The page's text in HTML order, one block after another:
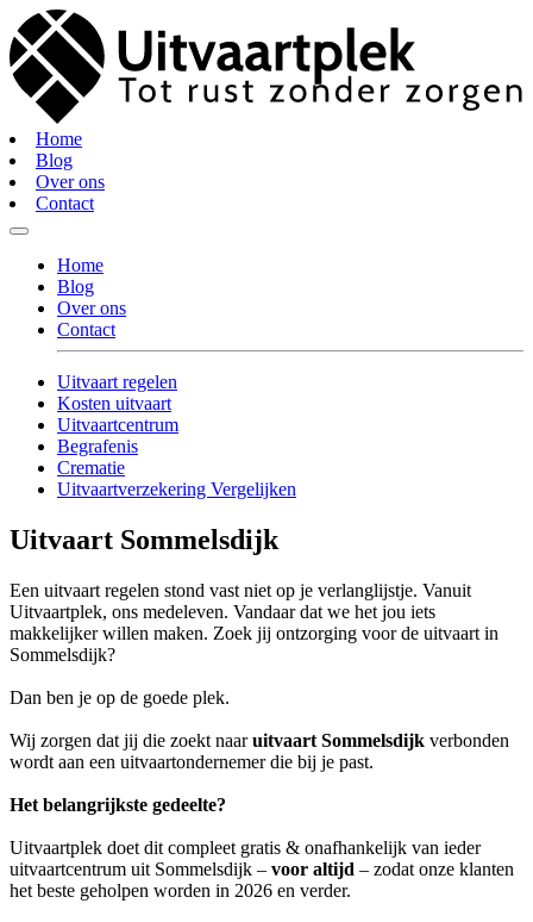
Home
Blog
Over ons
Contact
Home
Blog
Over ons
Contact
Uitvaart regelen
Kosten uitvaart
Uitvaartcentrum
Begrafenis
Crematie
Uitvaartverzekering Vergelijken
Uitvaart Sommelsdijk
Een uitvaart regelen stond vast niet op je verlanglijstje. Vanuit
Uitvaartplek, ons medeleven. Vandaar dat we het jou iets
makkelijker willen maken. Zoek jij ontzorging voor de uitvaart in
Sommelsdijk?
Dan ben je op de goede plek.
Wij zorgen dat jij die zoekt naaruitvaart Sommelsdijk verbonden
wordt aan een uitvaartondernemer die bij je past.
Het belangrijkste gedeelte?
Uitvaartplek doet dit compleet gratis & onafhankelijk van ieder
uitvaartcentrum uit Sommelsdijk – voor altijd – zodat onze klanten
het beste geholpen worden in 2026 en verder.